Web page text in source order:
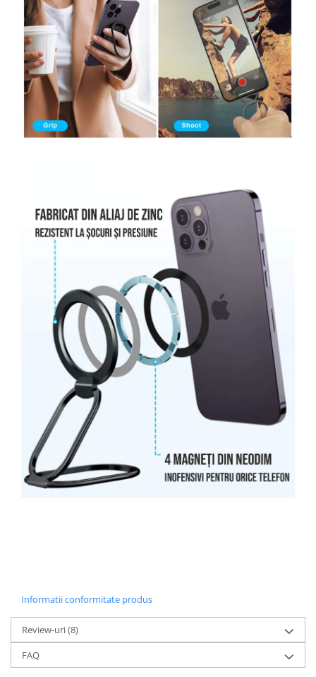
Informatii conformitate produs
Review-uri(8)
FAQ